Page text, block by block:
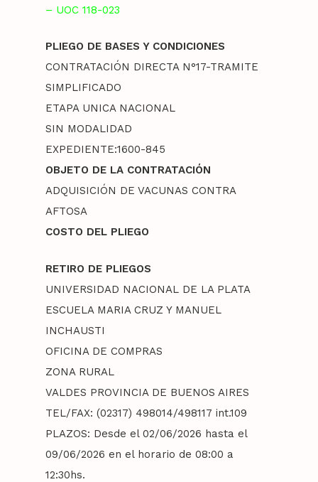
– UOC 118-023
PLIEGO DE BASES Y CONDICIONES
CONTRATACIÓN DIRECTA N°17-TRAMITE
SIMPLIFICADO
ETAPA UNICA NACIONAL
SIN MODALIDAD
EXPEDIENTE:1600-845
OBJETO DE LA CONTRATACIÓN
ADQUISICIÓN DE VACUNAS CONTRA
AFTOSA
COSTO DEL PLIEGO
RETIRO DE PLIEGOS
UNIVERSIDAD NACIONAL DE LA PLATA
ESCUELA MARIA CRUZ Y MANUEL
INCHAUSTI
OFICINA DE COMPRAS
ZONA RURAL
VALDES PROVINCIA DE BUENOS AIRES
TEL/FAX: (02317) 498014/498117 int.109
PLAZOS: Desde el 02/06/2026 hasta el
09/06/2026 en el horario de 08:00 a
12:30hs.
Inicio